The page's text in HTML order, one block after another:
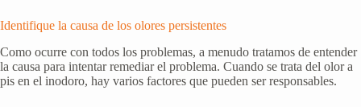
Identifique la causa de los olores persistentes
Como ocurre con todos los problemas, a menudo tratamos de entender
la causa para intentar remediar el problema. Cuando se trata del olor a
pis en el inodoro, hay varios factores que pueden ser responsables.